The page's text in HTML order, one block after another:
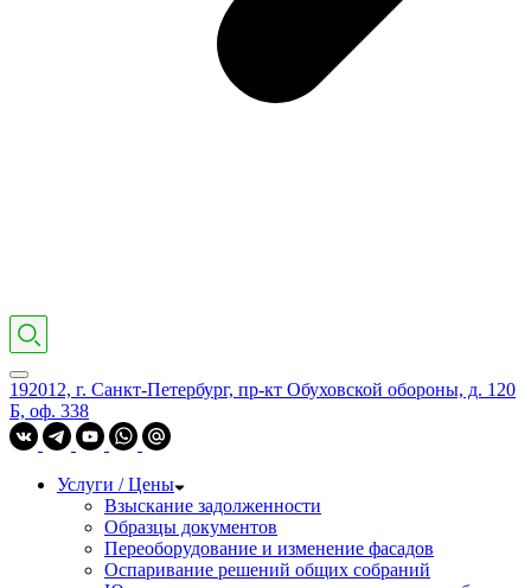
192012, г. Санкт-Петербург, пр-кт Обуховской обороны, д. 120
Б, оф. 338
Услуги / Цены
Взыскание задолженности
Образцы документов
Переоборудование и изменение фасадов
Оспаривание решений общих собраний